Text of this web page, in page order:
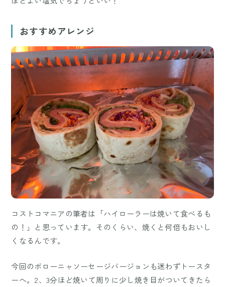
おすすめアレンジ
コストコマニアの筆者は「ハイローラーは焼いて食べるも
の！」と思っています。そのくらい、焼くと何倍もおいし
くなるんです。
今回のボローニャソーセージバージョンも迷わずトースタ
ーへ。2、3分ほど焼いて周りに少し焼き目がついてきたら